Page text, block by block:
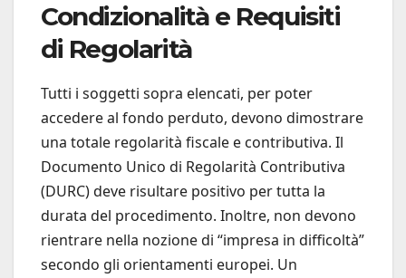
Condizionalità e Requisiti
di Regolarità
Tutti i soggetti sopra elencati, per poter
accedere al fondo perduto, devono dimostrare
una totale regolarità fiscale e contributiva. Il
Documento Unico di Regolarità Contributiva
(DURC) deve risultare positivo per tutta la
durata del procedimento. Inoltre, non devono
rientrare nella nozione di “impresa in difficoltà”
secondo gli orientamenti europei. Un